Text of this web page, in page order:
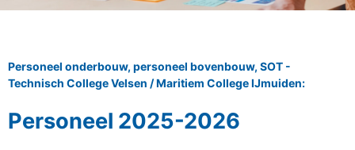
Personeel onderbouw, personeel bovenbouw, SOT -
Technisch College Velsen / Maritiem College IJmuiden:
Personeel 2025-2026